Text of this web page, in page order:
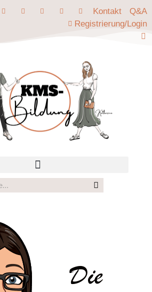
Kontakt
Q&A
Registrierung/Login